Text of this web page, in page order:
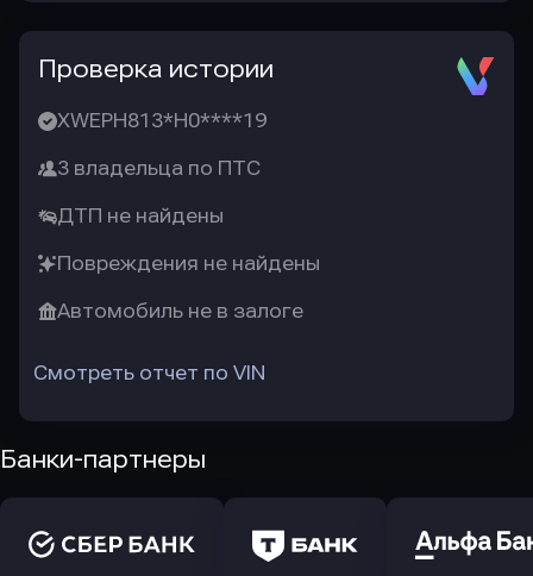
Проверка истории
XWEPH813*H0****19
3 владельца по ПТС
ДТП не найдены
Повреждения не найдены
Автомобиль не в залоге
Смотреть отчет по VIN
Банки-партнеры